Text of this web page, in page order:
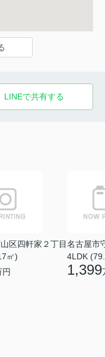
LINEで共有する
区四軒家２丁目
㎡)
円
名古屋市
4LDK
1,399